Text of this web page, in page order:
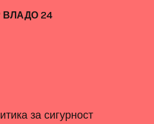
ВЛАДО 24
за сигурност